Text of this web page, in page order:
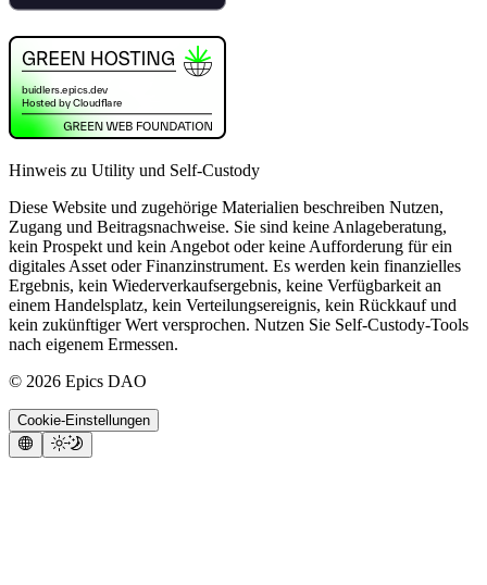
Hinweis zu Utility und Self-Custody
Diese Website und zugehörige Materialien beschreiben Nutzen,
Zugang und Beitragsnachweise. Sie sind keine Anlageberatung,
kein Prospekt und kein Angebot oder keine Aufforderung für ein
digitales Asset oder Finanzinstrument. Es werden kein finanzielles
Ergebnis, kein Wiederverkaufsergebnis, keine Verfügbarkeit an
einem Handelsplatz, kein Verteilungsereignis, kein Rückkauf und
kein zukünftiger Wert versprochen. Nutzen Sie Self-Custody-Tools
nach eigenem Ermessen.
© 2026 Epics DAO
Cookie-Einstellungen